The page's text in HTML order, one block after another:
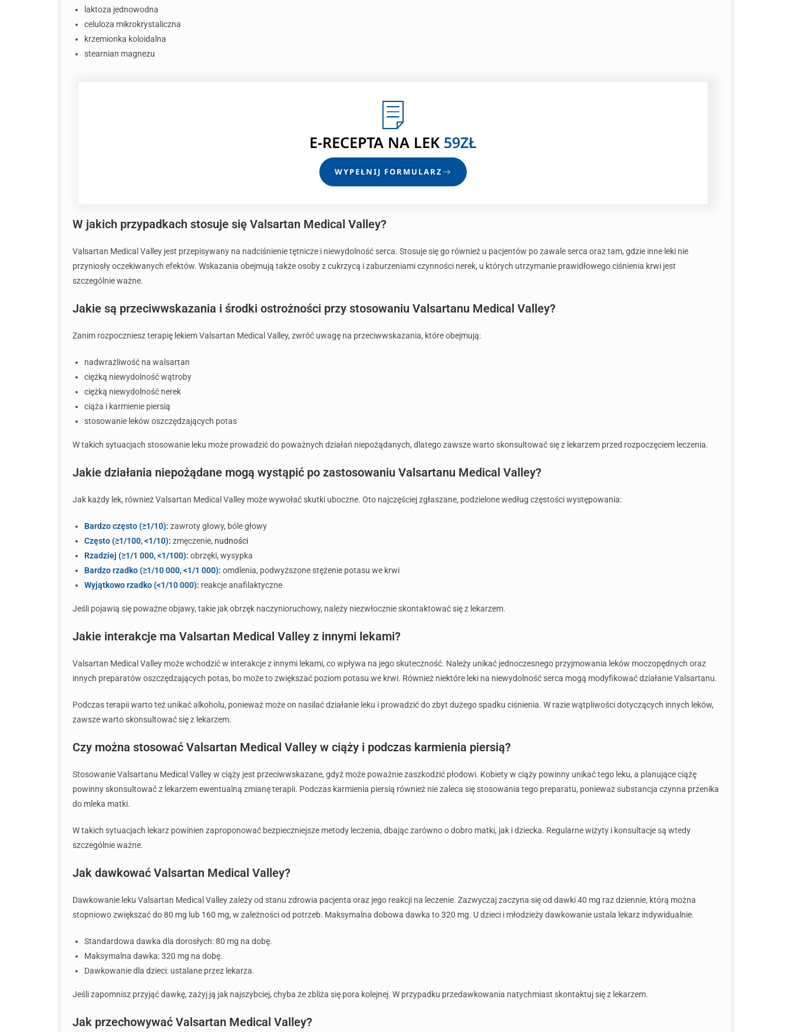
laktoza jednowodna
celuloza mikrokrystaliczna
krzemionka koloidalna
stearnian magnezu
E-RECEPTA NA LEK 59ZŁ
WYPEŁNIJ FORMULARZ
W jakich przypadkach stosuje się Valsartan Medical Valley?
Valsartan Medical Valley jest przepisywany na nadciśnienie tętnicze i niewydolność serca. Stosuje się go również u pacjentów po zawale serca oraz tam, gdzie inne leki nie
przyniosły oczekiwanych efektów. Wskazania obejmują także osoby z cukrzycą i zaburzeniami czynności nerek, u których utrzymanie prawidłowego ciśnienia krwi jest
szczególnie ważne.
Jakie są przeciwwskazania i środki ostrożności przy stosowaniu Valsartanu Medical Valley?
Zanim rozpoczniesz terapię lekiem Valsartan Medical Valley, zwróć uwagę na przeciwwskazania, które obejmują:
nadwrażliwość na walsartan
ciężką niewydolność wątroby
ciężką niewydolność nerek
ciąża i karmienie piersią
stosowanie leków oszczędzających potas
W takich sytuacjach stosowanie leku może prowadzić do poważnych działań niepożądanych, dlatego zawsze warto skonsultować się z lekarzem przed rozpoczęciem leczenia.
Jakie działania niepożądane mogą wystąpić po zastosowaniu Valsartanu Medical Valley?
Jak każdy lek, również Valsartan Medical Valley może wywołać skutki uboczne. Oto najczęściej zgłaszane, podzielone według częstości występowania:
Bardzo często (≥1/10): zawroty głowy, bóle głowy
Często (≥1/100, <1/10): zmęczenie, nudności
Rzadziej (≥1/1 000, <1/100): obrzęki, wysypka
Bardzo rzadko (≥1/10 000, <1/1 000): omdlenia, podwyższone stężenie potasu we krwi
Wyjątkowo rzadko (<1/10 000): reakcje anafilaktyczne
Jeśli pojawią się poważne objawy, takie jak obrzęk naczynioruchowy, należy niezwłocznie skontaktować się z lekarzem.
Jakie interakcje ma Valsartan Medical Valley z innymi lekami?
Valsartan Medical Valley może wchodzić w interakcje z innymi lekami, co wpływa na jego skuteczność. Należy unikać jednoczesnego przyjmowania leków moczopędnych oraz
innych preparatów oszczędzających potas, bo może to zwiększać poziom potasu we krwi. Również niektóre leki na niewydolność serca mogą modyfikować działanie Valsartanu.
Podczas terapii warto też unikać alkoholu, ponieważ może on nasilać działanie leku i prowadzić do zbyt dużego spadku ciśnienia. W razie wątpliwości dotyczących innych leków,
zawsze warto skonsultować się z lekarzem.
Czy można stosować Valsartan Medical Valley w ciąży i podczas karmienia piersią?
Stosowanie Valsartanu Medical Valley w ciąży jest przeciwwskazane, gdyż może poważnie zaszkodzić płodowi. Kobiety w ciąży powinny unikać tego leku, a planujące ciążę
powinny skonsultować z lekarzem ewentualną zmianę terapii. Podczas karmienia piersią również nie zaleca się stosowania tego preparatu, ponieważ substancja czynna przenika
do mleka matki.
W takich sytuacjach lekarz powinien zaproponować bezpieczniejsze metody leczenia, dbając zarówno o dobro matki, jak i dziecka. Regularne wizyty i konsultacje są wtedy
szczególnie ważne.
Jak dawkować Valsartan Medical Valley?
Dawkowanie leku Valsartan Medical Valley zależy od stanu zdrowia pacjenta oraz jego reakcji na leczenie. Zazwyczaj zaczyna się od dawki 40 mg raz dziennie, którą można
stopniowo zwiększać do 80 mg lub 160 mg, w zależności od potrzeb. Maksymalna dobowa dawka to 320 mg. U dzieci i młodzieży dawkowanie ustala lekarz indywidualnie.
Standardowa dawka dla dorosłych: 80 mg na dobę.
Maksymalna dawka: 320 mg na dobę.
Dawkowanie dla dzieci: ustalane przez lekarza.
Jeśli zapomnisz przyjąć dawkę, zażyj ją jak najszybciej, chyba że zbliża się pora kolejnej. W przypadku przedawkowania natychmiast skontaktuj się z lekarzem.
Jak przechowywać Valsartan Medical Valley?